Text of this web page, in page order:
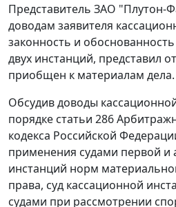
Представитель ЗАО "Плутон-
доводам заявителя
законность и
двух инстанций, представил
приобщен к материалам дела.
Обсудив доводы
порядке статьи 286
кодекса Российской
применения судами первой и
инстанций норм
права, суд кассационной
судами при рассмотрении